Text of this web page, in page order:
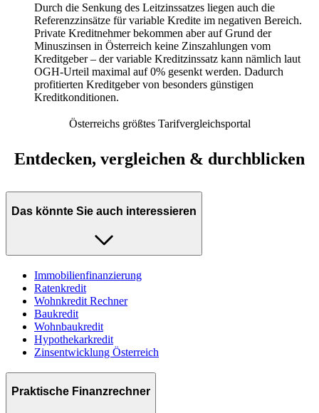
Durch die Senkung des Leitzinssatzes liegen auch die
Referenzzinsätze für variable Kredite im negativen Bereich.
Private Kreditnehmer bekommen aber auf Grund der
Minuszinsen in Österreich keine Zinszahlungen vom
Kreditgeber – der variable Kreditzinssatz kann nämlich laut
OGH-Urteil maximal auf 0% gesenkt werden. Dadurch
profitierten Kreditgeber von besonders günstigen
Kreditkonditionen.
Österreichs größtes Tarifvergleichsportal
Entdecken, vergleichen & durchblicken
Das könnte Sie auch interessieren
Immobilienfinanzierung
Ratenkredit
Wohnkredit Rechner
Baukredit
Wohnbaukredit
Hypothekarkredit
Zinsentwicklung Österreich
Praktische Finanzrechner